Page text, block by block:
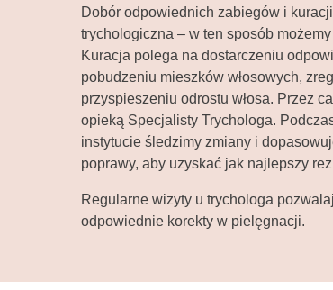
Dobór odpowiednich zabiegów i
trychologiczna – w ten sposób
Kuracja polega na dostarczeniu
pobudzeniu mieszków włosowych,
przyspieszeniu odrostu włosa. Przez
opieką Specjalisty Trychologa.
instytucie śledzimy zmiany i
poprawy, aby uzyskać jak najlepszy
Regularne wizyty u trychologa
odpowiednie korekty w pielęgnacji.